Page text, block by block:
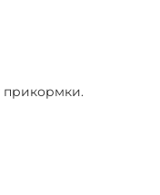
прикормки.